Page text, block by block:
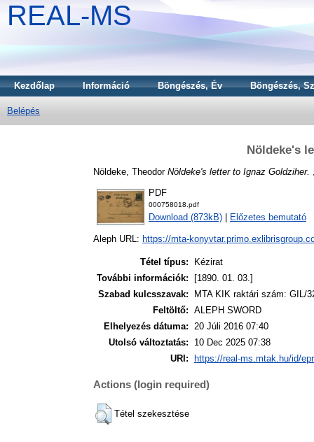
REAL-MS
Kezdőlap Információ Böngészés, Év Böngészés,
Belépés
Nöldeke's
Nöldeke, Theodor Nöldeke's letter to Ignaz Goldziher.
PDF
000758018.pdf
Download (873kB) Előzetes bemutató
Aleph URL: https://mta-
Tétel típus:
Kézirat
További információk:
[1890. 01. 03.]
Szabad kulcsszavak:
MTA KIK raktári szám: GIL/
Feltöltő: ALEPH SWORD
Elhelyezés dátuma: 20 Júli 2016 07:40
Utolsó változtatás:
10 Dec 2025 07:38
URI:
https://real-ms.mtak.hu/id/
Actions (login required)
Tétel szekesztése